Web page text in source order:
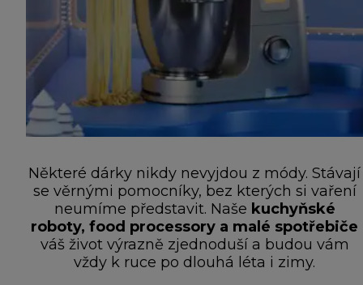
Některé dárky nikdy nevyjdou z módy. Stávají
se věrnými pomocníky, bez kterých si vaření
neumíme představit. Naše kuchyňské
roboty, food processory a malé spotřebiče
váš život výrazně zjednoduší a budou vám
vždy k ruce po dlouhá léta i zimy.